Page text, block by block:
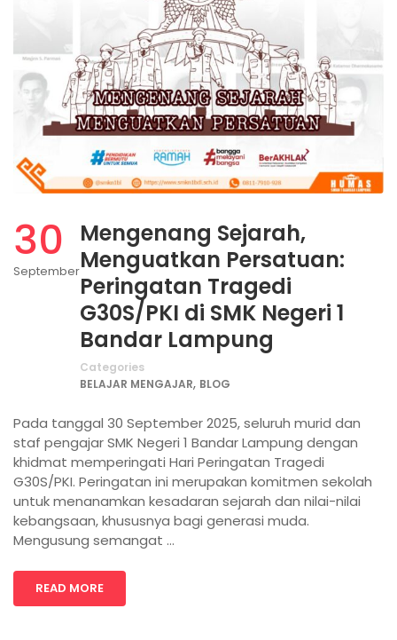
30
September
Mengenang Sejarah,
Menguatkan Persatuan:
Peringatan Tragedi
G30S/PKI di SMK Negeri 1
Bandar Lampung
Categories
BELAJAR MENGAJAR, BLOG
Pada tanggal 30 September 2025, seluruh murid dan
staf pengajar SMK Negeri 1 Bandar Lampung dengan
khidmat memperingati Hari Peringatan Tragedi
G30S/PKI. Peringatan ini merupakan komitmen sekolah
untuk menanamkan kesadaran sejarah dan nilai-nilai
kebangsaan, khususnya bagi generasi muda.
Mengusung semangat …
READ MORE